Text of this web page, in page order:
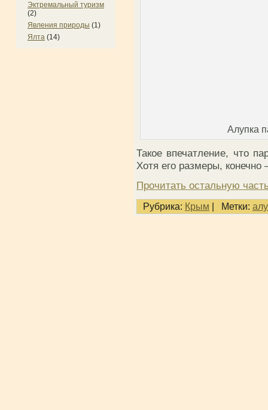
Эктремальный туризм
(2)
Явления природы (1)
Ялта (14)
Алупка
Такое впечатление, что
Хотя его размеры, конечно
Прочитать остальную
Рубрика: Крым | Метки: